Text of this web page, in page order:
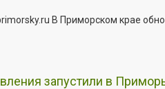
В Приморском крае
запустили в